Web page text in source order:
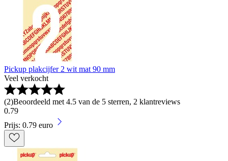
Pickup plakcijfer 2 wit mat 90 mm
Veel verkocht
(2)Beoordeeld met 4.5 van de 5 sterren, 2 klantreviews
0.79
Prijs: 0.79 euro